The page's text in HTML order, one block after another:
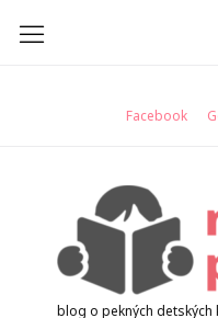
Facebook
blog o pekných detských